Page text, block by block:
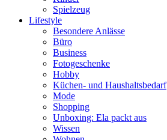
Spielzeug
Lifestyle
Besondere Anlässe
Büro
Business
Fotogeschenke
Hobby
Küchen- und Haushaltsbedarf
Mode
Shopping
Unboxing: Ela packt aus
Wissen